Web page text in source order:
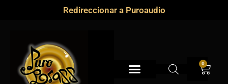
Redireccionar a Puroaudio
0